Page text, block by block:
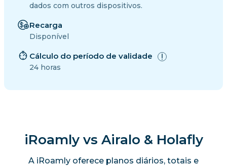
dados com outros dispositivos.
Recarga
Disponível
Cálculo do período de validade
24 horas
iRoamly vs Airalo & Holafly
A iRoamly oferece planos diários, totais e